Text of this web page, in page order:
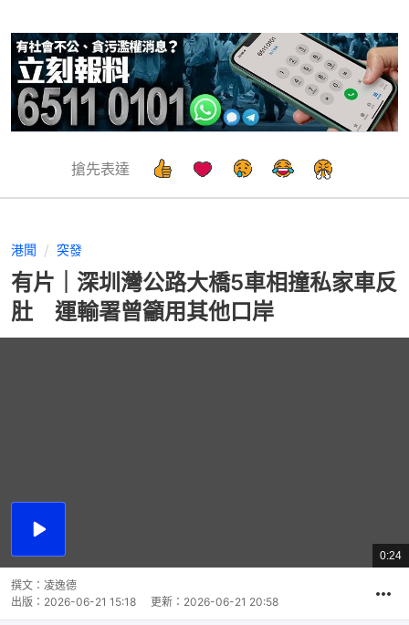
搶先表達
港聞 突發
有片｜深圳灣公路大橋5車相撞私家車反
肚 運輸署曾籲用其他口岸
播
總
共
0:24
撰文： 凌逸德
出版： 2026-06-21 15:18 更新： 2026-06-21 20:58